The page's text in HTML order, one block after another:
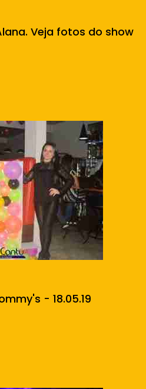
Veja fotos do show
- 18.05.19